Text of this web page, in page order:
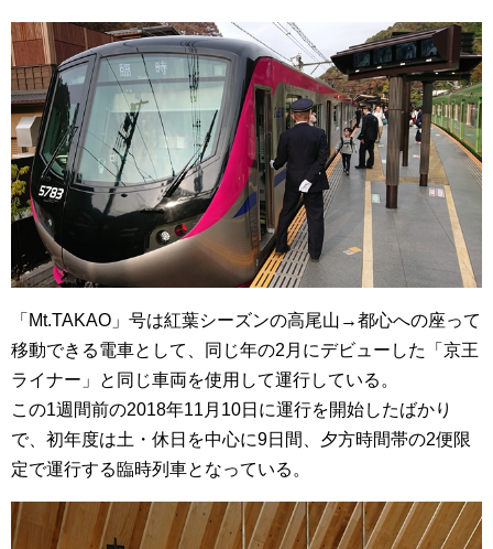
「Mt.TAKAO」号は紅葉シーズンの高尾山→都心への座って
移動できる電車として、同じ年の2月にデビューした「京王
ライナー」と同じ車両を使用して運行している。
この1週間前の2018年11月10日に運行を開始したばかり
で、初年度は土・休日を中心に9日間、夕方時間帯の2便限
定で運行する臨時列車となっている。